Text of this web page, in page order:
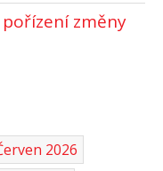
změny
2026